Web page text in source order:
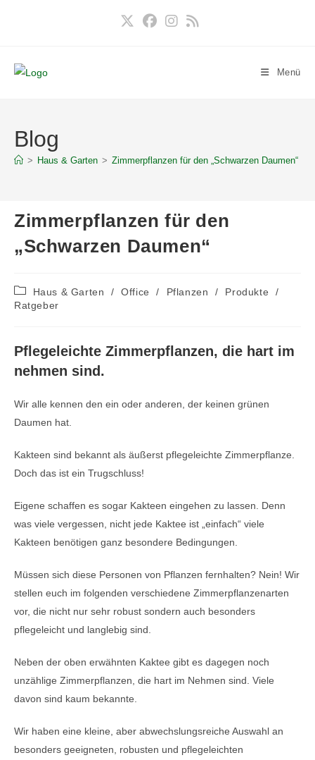
Menü
Blog
> Haus & Garten > Zimmerpflanzen für den „Schwarzen Daumen“
Zimmerpflanzen für den
„Schwarzen Daumen“
Beitrags-
Kategorie:
Haus & Garten / Office / Pflanzen / Produkte
/
Ratgeber
Pflegeleichte Zimmerpflanzen, die hart im
nehmen sind.
Wir alle kennen den ein oder anderen, der keinen grünen
Daumen hat.
Kakteen sind bekannt als äußerst pflegeleichte Zimmerpflanze.
Doch das ist ein Trugschluss!
Eigene schaffen es sogar Kakteen eingehen zu lassen. Denn
was viele vergessen, nicht jede Kaktee ist „einfach“ viele
Kakteen benötigen ganz besondere Bedingungen.
Müssen sich diese Personen von Pflanzen fernhalten? Nein! Wir
stellen euch im folgenden verschiedene Zimmerpflanzenarten
vor, die nicht nur sehr robust sondern auch besonders
pflegeleicht und langlebig sind.
Neben der oben erwähnten Kaktee gibt es dagegen noch
unzählige Zimmerpflanzen, die hart im Nehmen sind. Viele
davon sind kaum bekannte.
Wir haben eine kleine, aber abwechslungsreiche Auswahl an
besonders geeigneten, robusten und pflegeleichten